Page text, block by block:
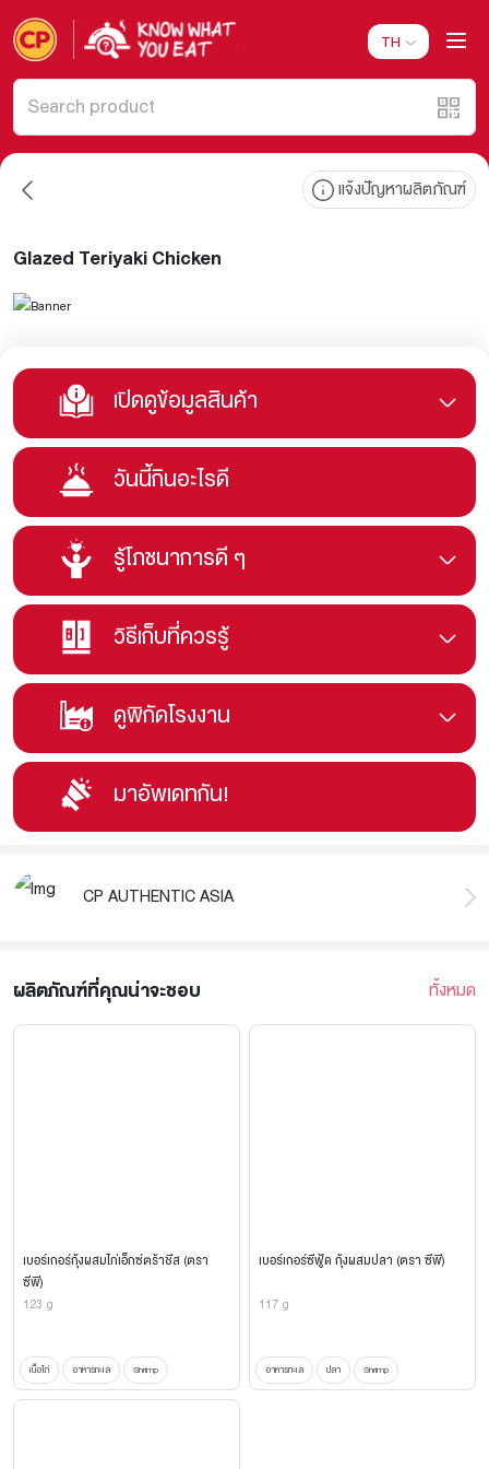
TH
แจ้งปัญหาผลิตภัณฑ์
Glazed Teriyaki Chicken
เปิดดูข้อมูลสินค้า
วันนี้กินอะไรดี
รู้โภชนาการดี ๆ
วิธีเก็บที่ควรรู้
ดูพิกัดโรงงาน
มาอัพเดทกัน!
CP AUTHENTIC ASIA
ผลิตภัณฑ์ที่คุณน่าจะชอบ ทั้งหมด
เบอร์เกอร์กุ้งผสมไก่เอ็กซ์ตร้าชีส (ตรา
ซีพี)
123 g
เนื้อไก่ อาหารทะเล Shrimp
เบอร์เกอร์ซีฟู้ด กุ้งผสมปลา (ตรา ซีพี)
117 g
อาหารทะเล ปลา Shrimp